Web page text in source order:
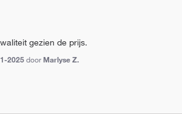
gezien de prijs.
2025 door Marlyse Z.